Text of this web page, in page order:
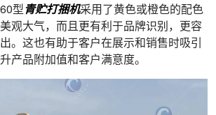
型青贮打捆机采用了黄色或橙色的配色
观大气，而且更有利于品牌识别，更容
。这也有助于客户在展示和销售时吸引
产品附加值和客户满意度。